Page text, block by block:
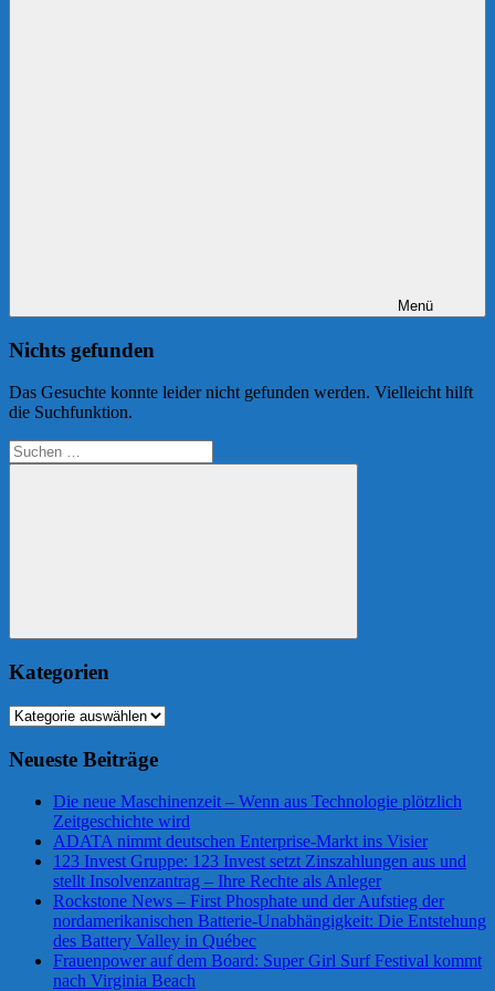
Menü
Nichts gefunden
Das Gesuchte konnte leider nicht gefunden werden. Vielleicht hilft
die Suchfunktion.
Suchen
nach:
Suchen
Kategorien
Kategorien
Neueste Beiträge
Die neue Maschinenzeit – Wenn aus Technologie plötzlich
Zeitgeschichte wird
ADATA nimmt deutschen Enterprise-Markt ins Visier
123 Invest Gruppe: 123 Invest setzt Zinszahlungen aus und
stellt Insolvenzantrag – Ihre Rechte als Anleger
Rockstone News – First Phosphate und der Aufstieg der
nordamerikanischen Batterie-Unabhängigkeit: Die Entstehung
des Battery Valley in Québec
Frauenpower auf dem Board: Super Girl Surf Festival kommt
nach Virginia Beach